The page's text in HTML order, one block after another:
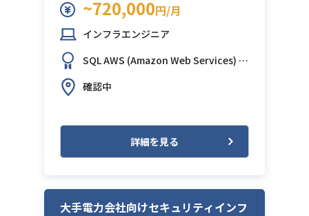
~720,000円/月
インフラエンジニア
SQLAWS (Amazon Web Services) G
Tomcat
確認中
詳細を見る
大手電力会社向けセキュリティインフ